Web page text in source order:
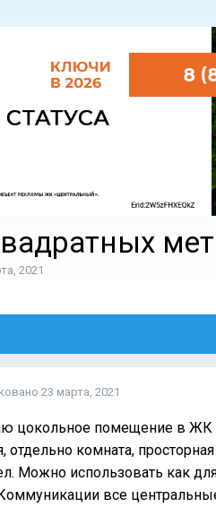
2021
23 марта, 2021
цокольное помещение в ЖК
отдельно комната,
Можно использовать как
все